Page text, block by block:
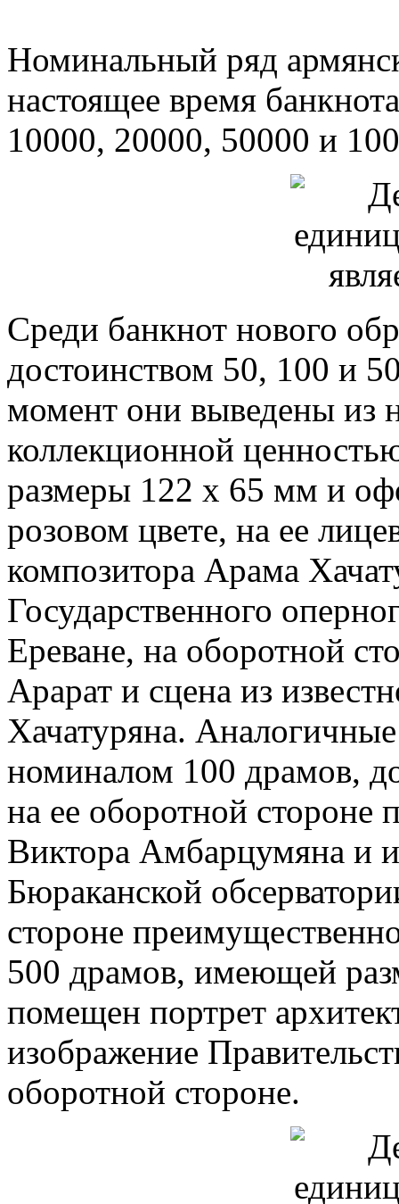
Номинальный ряд
настоящее время
10000, 20000, 50000 и
Среди банкнот нового
достоинством 50, 100 и
момент они выведены из
коллекционной
размеры 122 х 65 мм и
розовом цвете, на ее
композитора Арама
Государственного
Ереване, на оборотной
Арарат и сцена из
Хачатуряна.
номиналом 100 драмов,
на ее оборотной стороне
Виктора Амбарцумяна и
Бюраканской
стороне
500 драмов, имеющей
помещен портрет
изображение
оборотной стороне.